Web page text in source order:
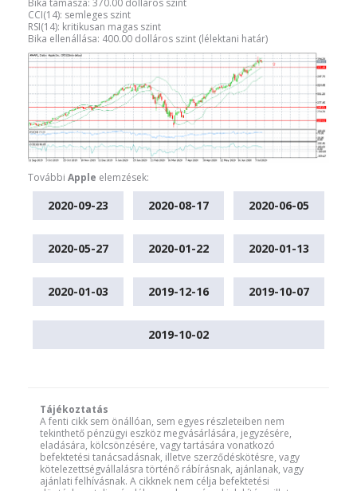
Bika támasza: 370.00 dolláros szint
CCI(14): semleges szint
RSI(14): kritikusan magas szint
Bika ellenállása: 400.00 dolláros szint (lélektani határ)
További Apple elemzések:
2020-09-23 2020-08-17 2020-06-05
2020-05-27 2020-01-22 2020-01-13
2020-01-03 2019-12-16 2019-10-07
2019-10-02
Tájékoztatás
A fenti cikk sem önállóan, sem egyes részleteiben nem
tekinthető pénzügyi eszköz megvásárlására, jegyzésére,
eladására, kölcsönzésére, vagy tartására vonatkozó
befektetési tanácsadásnak, illetve szerződéskötésre, vagy
kötelezettségvállalásra történő rábírásnak, ajánlanak, vagy
ajánlati felhívásnak. A cikknek nem célja befektetési